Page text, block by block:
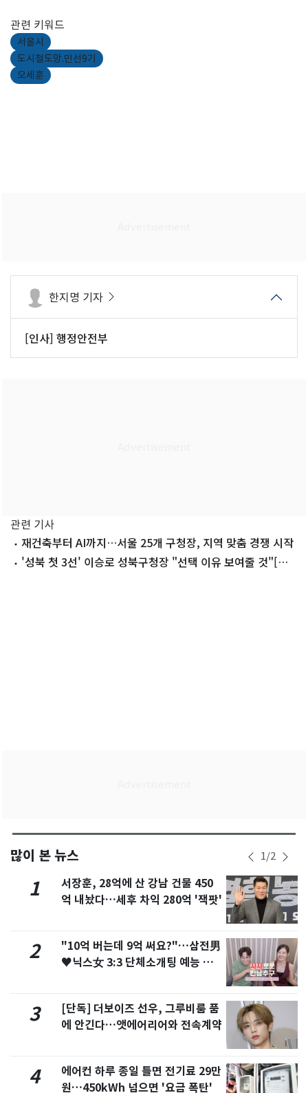
관련 키워드
서울시
도시철도망.민선9기
오세훈
한지명 기자
[인사] 행정안전부
관련 기사
재건축부터 AI까지…서울 25개 구청장, 지역 맞춤 경쟁 시작
'성북 첫 3선' 이승로 성북구청장 "선택 이유 보여줄 것"[인
많이 본 뉴스 1/2
1
서장훈, 28억에 산 강남 건물 450
억 내놨다…세후 차익 280억 '잭팟'
2
"10억 버는데 9억 써요?"…삼전男
♥닉스女 3:3 단체소개팅 예능 화
3
[단독] 더보이즈 선우, 그루비룸 품
에 안긴다…앳에어리어와 전속계약
4
에어컨 하루 종일 틀면 전기료 29만
원…450kWh 넘으면 '요금 폭탄'